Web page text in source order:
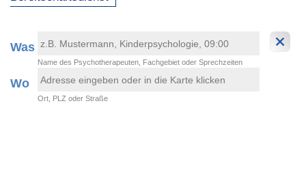
Was
Name des Psychotherapeuten, Fachgebiet oder Sprechzeiten
Wo
Ort, PLZ oder Straße